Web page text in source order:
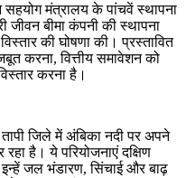
मंत्रालय के पांचवें स्थापना
जीवन बीमा कंपनी की स्थापना
की घोषणा की। प्रस्तावित
करना, वित्तीय समावेशन को
करना है।
जिले में अंबिका नदी पर अपने
रहा है। ये परियोजनाएं दक्षिण
जल भंडारण, सिंचाई और बाढ़